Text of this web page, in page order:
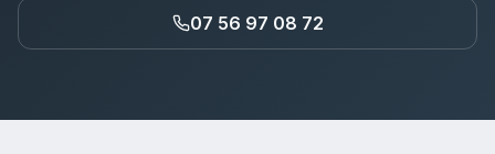
07 56 97 08 72